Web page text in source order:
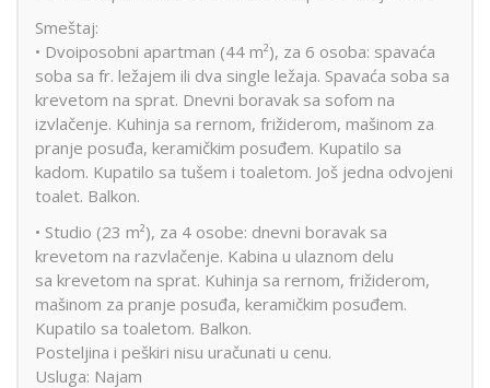
Smeštaj:
• Dvoiposobni apartman (44 m²), za 6 osoba: spavaća
soba sa fr. ležajem ili dva single ležaja. Spavaća soba sa
krevetom na sprat. Dnevni boravak sa sofom na
izvlačenje. Kuhinja sa rernom, frižiderom, mašinom za
pranje posuđa, keramičkim posuđem. Kupatilo sa
kadom. Kupatilo sa tušem i toaletom. Još jedna odvojeni
toalet. Balkon.
• Studio (23 m²), za 4 osobe: dnevni boravak sa
krevetom na razvlačenje. Kabina u ulaznom delu
sa krevetom na sprat. Kuhinja sa rernom, frižiderom,
mašinom za pranje posuđa, keramičkim posuđem.
Kupatilo sa toaletom. Balkon.
Posteljina i peškiri nisu uračunati u cenu.
Usluga: Najam